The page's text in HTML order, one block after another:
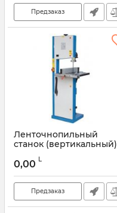
Предзаказ
Ленточнопильный
станок (вертикальный)
0,00 L
Предзаказ